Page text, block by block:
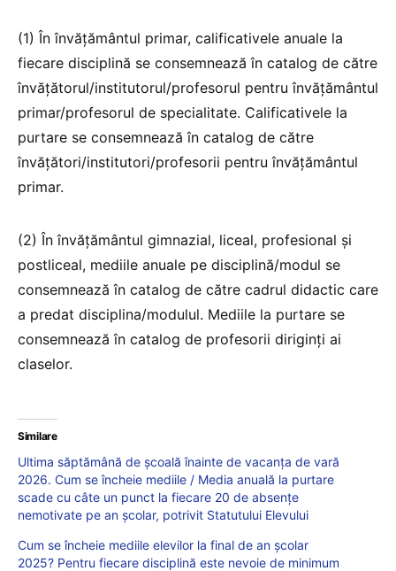
(1) În învățământul primar, calificativele anuale la
fiecare disciplină se consemnează în catalog de către
învățătorul/institutorul/profesorul pentru învățământul
primar/profesorul de specialitate. Calificativele la
purtare se consemnează în catalog de către
învățători/institutori/profesorii pentru învățământul
primar.
(2) În învățământul gimnazial, liceal, profesional și
postliceal, mediile anuale pe disciplină/modul se
consemnează în catalog de către cadrul didactic care
a predat disciplina/modulul. Mediile la purtare se
consemnează în catalog de profesorii diriginți ai
claselor.
Similare
Ultima săptămână de școală înainte de vacanța de vară
2026. Cum se încheie mediile / Media anuală la purtare
scade cu câte un punct la fiecare 20 de absențe
nemotivate pe an școlar, potrivit Statutului Elevului
Cum se încheie mediile elevilor la final de an școlar
2025? Pentru fiecare disciplină este nevoie de minimum